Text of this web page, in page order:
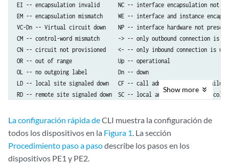
EI -- encapsulation invalid      NC -- interface encapsulation not CCC/
EM -- encapsulation mismatch     WE -- interface and instance encaps
VC-Dn -- Virtual circuit down    NP -- interface hardware not
CM -- control-word mismatch      -> -- only outbound connection is up
CN -- circuit not provisioned    <- -- only inbound connection is up
OR -- out of range               Up -- operational
OL -- no outgoing label          Dn -- down
LD -- local site signaled down   CF -- call admission control
RD -- remote site signaled down  SC -- local and remote site ID
RN -- remote site not designated RM -- remote site ID not minimum
MM -- MTU mismatch               MI -- Mesh-Group ID not available
BK -- Backup connection          ST -- Standby connection
PF -- Profile parse failure      PB -- Profile busy
Show more
La configuración rápida deCLI muestra la configuración de
todos los dispositivos en la Figura 1. La sección
Procedimiento paso a pasodescribe los pasos en los
dispositivos PE1 y PE2.